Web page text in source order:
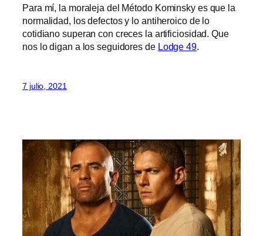
Para mí, la moraleja del Método Kominsky es que la
normalidad, los defectos y lo antiheroico de lo
cotidiano superan con creces la artificiosidad. Que
nos lo digan a los seguidores de Lodge 49.
7 julio, 2021